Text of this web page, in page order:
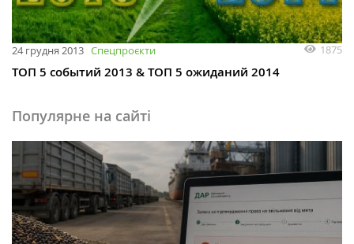
24 грудня 2013 Спецпроєкти 1875
ТОП 5 событий 2013 & ТОП 5 ожиданий 2014
Популярне на сайті